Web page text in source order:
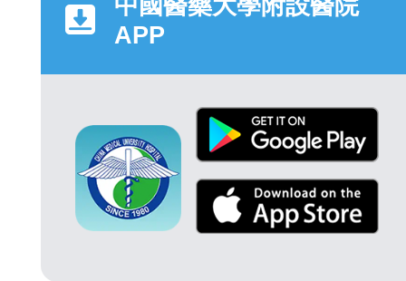
中國醫藥大學附設醫院
APP